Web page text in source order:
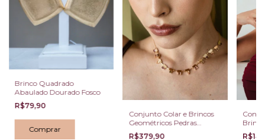
Brinco Quadrado
Abaulado Dourado Fosco
R$79,90
Conjunto Colar e Brincos
Geométricos Pedras
Coloridas Dourado
R$379,90